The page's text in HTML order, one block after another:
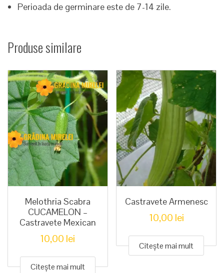
Perioada de germinare este de 7-14 zile.
Produse similare
Melothria Scabra
CUCAMELON –
Castravete Mexican
10,00 lei
Citește mai mult
Castravete Armenesc
10,00 lei
Citește mai mult